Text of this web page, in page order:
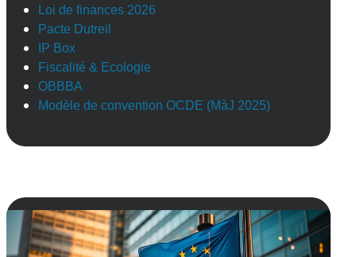
Loi de finances 2026
Pacte Dutreil
IP Box
Fiscalité & Ecologie
OBBBA
Modèle de convention OCDE (MàJ 2025)